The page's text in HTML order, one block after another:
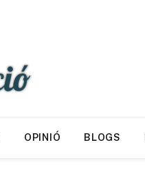
OPINIÓ BLOGS